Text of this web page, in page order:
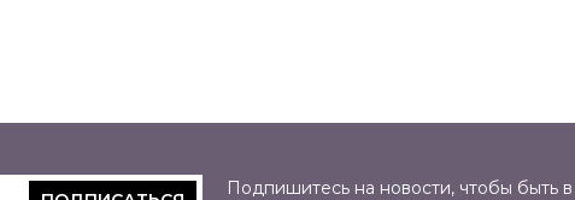
Подпишитесь на новости, чтобы быть